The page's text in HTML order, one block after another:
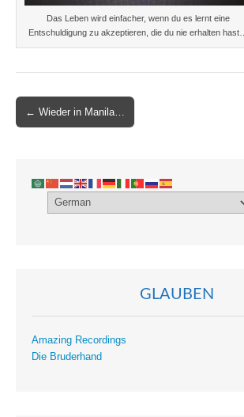
Das Leben wird einfacher, wenn du es lernt eine
Entschuldigung zu akzeptieren, die du nie erhalten hast…
Post
navigation
← Wieder in Manila…
GLAUBEN
Amazing Recordings
Die Bruderhand